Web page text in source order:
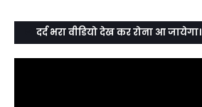
दर्द भरा वीडियो देख कर रोना आ जायेगा।